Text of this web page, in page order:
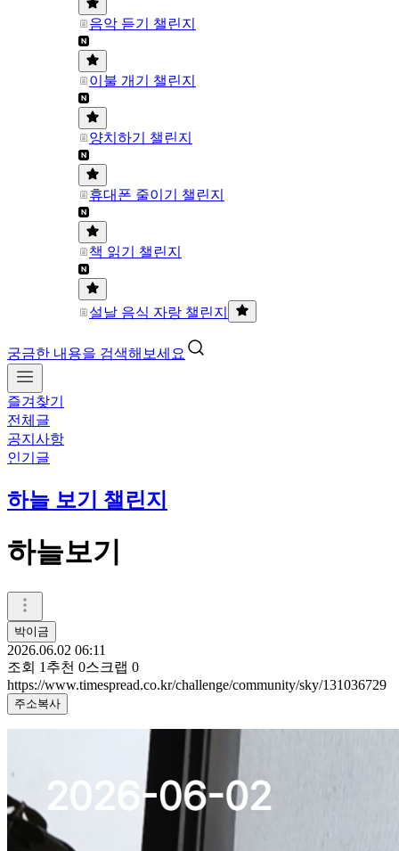
음악 듣기 챌린지
이불 개기 챌린지
양치하기 챌린지
휴대폰 줄이기 챌린지
책 읽기 챌린지
설날 음식 자랑 챌린지
궁금한 내용을 검색해보세요
즐겨찾기
전체글
공지사항
인기글
하늘 보기 챌린지
하늘보기
박이금
2026.06.02 06:11
조회 1 추천 0스크랩 0
https://www.timespread.co.kr/challenge/community/sky/131036729
주소복사